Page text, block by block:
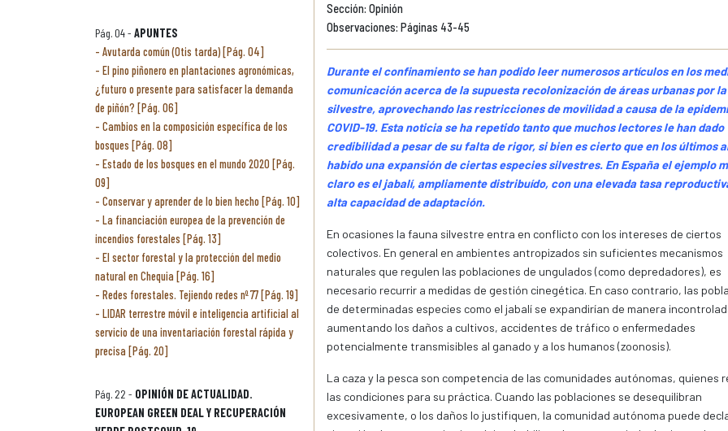
Pág. 04 - APUNTES
Avutarda común (Otis tarda) [Pág. 04]
El pino piñonero en plantaciones agronómicas,
¿futuro o presente para satisfacer la demanda
de piñón? [Pág. 06]
Cambios en la composición específica de los
bosques [Pág. 08]
Estado de los bosques en el mundo 2020 [Pág.
09]
Conservar y aprender de lo bien hecho [Pág. 10]
La financiación europea de la prevención de
incendios forestales [Pág. 13]
El sector forestal y la protección del medio
natural en Chequia [Pág. 16]
Redes forestales. Tejiendo redes nº 77 [Pág. 19]
LIDAR terrestre móvil e inteligencia artificial al
servicio de una inventariación forestal rápida y
precisa [Pág. 20]
Pág. 22 - OPINIÓN DE ACTUALIDAD.
EUROPEAN GREEN DEAL Y RECUPERACIÓN
Sección: Opinión
Observaciones: Páginas 43-45
Durante el confinamiento se han podido leer numerosos artículos en los
comunicación acerca de la supuesta recolonización de áreas urbanas por
silvestre, aprovechando las restricciones de movilidad a causa de la
COVID-19. Esta noticia se ha repetido tanto que muchos lectores le han dado
credibilidad a pesar de su falta de rigor, si bien es cierto que en los últimos
habido una expansión de ciertas especies silvestres. En España el ejemplo
claro es el jabalí, ampliamente distribuído, con una elevada tasa
alta capacidad de adaptación.
En ocasiones la fauna silvestre entra en conflicto con los intereses de ciertos
colectivos. En general en ambientes antropizados sin suficientes mecanismos
naturales que regulen las poblaciones de ungulados (como depredadores), es
necesario recurrir a medidas de gestión cinegética. En caso contrario, las
de determinadas especies como el jabalí se expandirían de manera
aumentando los daños a cultivos, accidentes de tráfico o enfermedades
potencialmente transmisibles al ganado y a los humanos (zoonosis).
La caza y la pesca son competencia de las comunidades autónomas, quienes
las condiciones para su práctica. Cuando las poblaciones se desequilibran
excesivamente, o los daños lo justifiquen, la comunidad autónoma puede